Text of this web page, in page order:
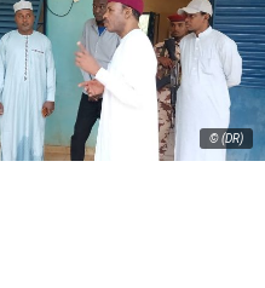
© (DR)